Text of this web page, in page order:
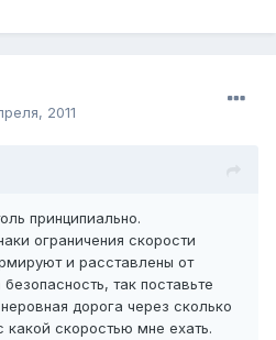
2011
принципиально.
ограничения скорости
и расставлены от
так поставьте
дорога через сколько
скоростью мне ехать.